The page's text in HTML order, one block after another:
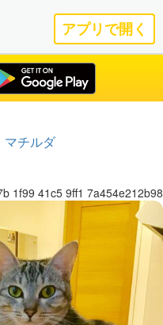
アプリで開く
マチルダ